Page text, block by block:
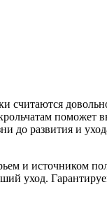
считаются
поможет
до развития и
и источником
уход.